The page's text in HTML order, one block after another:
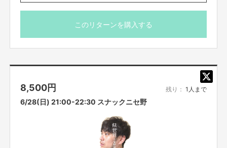
このリターンを購入する
8,500円 残り： 1人まで
6/28(日) 21:00-22:30 スナックニセ野